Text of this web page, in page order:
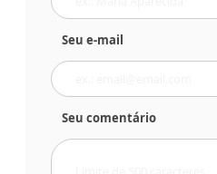
Seu e-mail
Seu comentário